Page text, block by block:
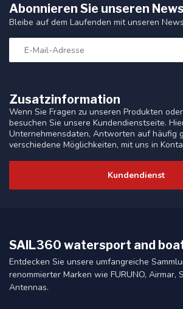
Zusatzinformation
Wenn Sie Fragen zu unseren Produkten
besuchen Sie unsere Kundendienstseite.
Unternehmensdaten, Antworten auf häufig
verschiedene Möglichkeiten, mit uns in
Kundendienst
Abonnieren Sie unseren
Bleibe auf dem Laufenden mit unseren
SAIL360 watersport and
Entdecken Sie unsere umfangreiche
renommierter Marken wie FURUNO, Airmar,
Antennas.